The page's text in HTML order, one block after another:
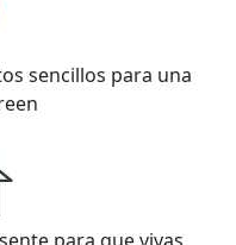
sencillos para una